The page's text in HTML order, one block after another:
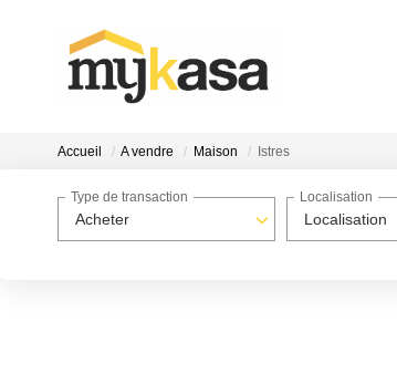
Accueil A vendre Maison Istres
Acheter
Type de transaction
Localisation
Localisation